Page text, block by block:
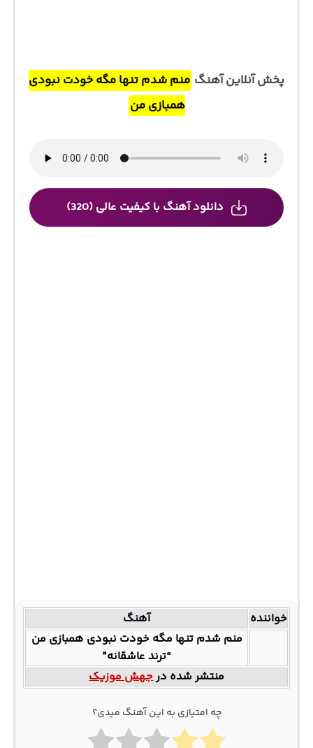
پخش آنلاین آهنگ منم شدم تنها مگه خودت نبودی
همبازی من
دانلود آهنگ با کیفیت عالی (320)
خواننده
آهنگ
منم شدم تنها مگه خودت نبودی همبازی من
“ترند عاشقانه”
منتشر شده درجهش موزیک
چه امتیازی به این آهنگ میدی؟